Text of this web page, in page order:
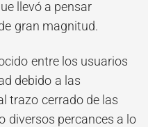
llevó a pensar
gran magnitud.
entre los usuarios
debido a las
trazo cerrado de las
diversos percances a lo